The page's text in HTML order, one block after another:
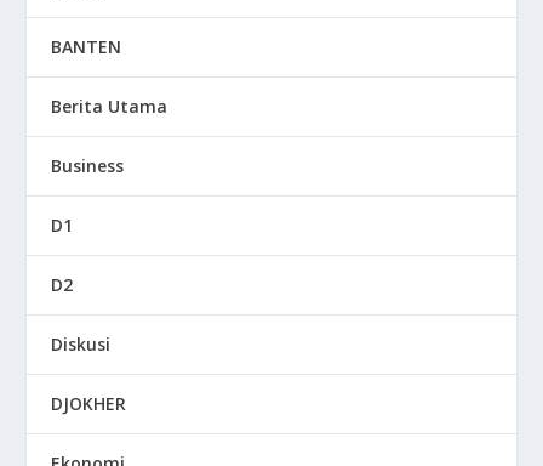
BANTEN
Berita Utama
Business
D1
D2
Diskusi
DJOKHER